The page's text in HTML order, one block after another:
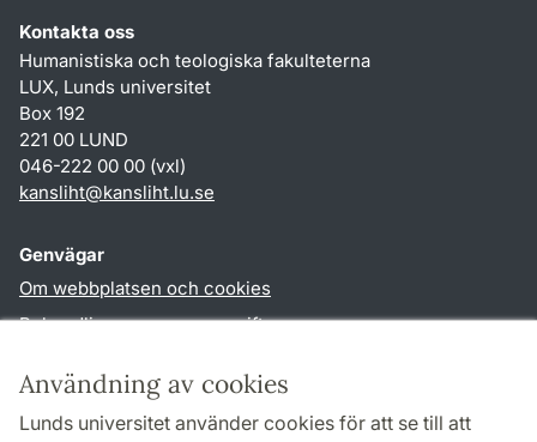
Användning av cookies
Lunds universitet använder cookies för att se till att
Kontakta oss
Humanistiska och teologiska fakulteterna
LUX, Lunds universitet
Box 192
221 00 LUND
046-222 00 00 (vxl)
kansliht@kansliht.lu.se
Genvägar
Om webbplatsen och cookies
Behandling av personuppgifter
TYPO3-login